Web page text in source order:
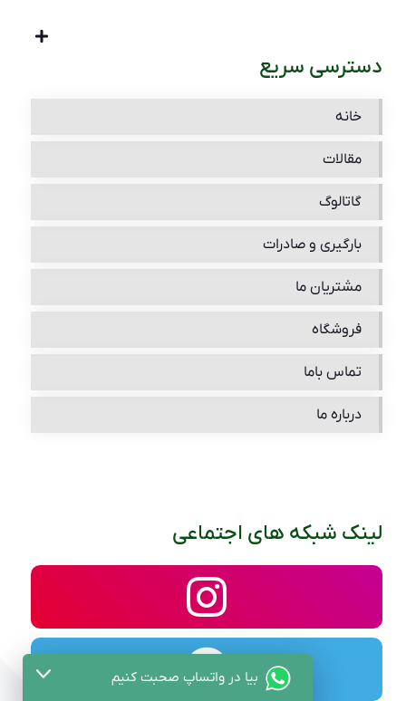
دسترسی سریع
خانه
مقالات
گاتالوگ
بارگیری و صادرات
مشتریان ما
فروشگاه
تماس باما
درباره ما
لینک شبکه های اجتماعی
بیا در واتساپ صحبت کنیم